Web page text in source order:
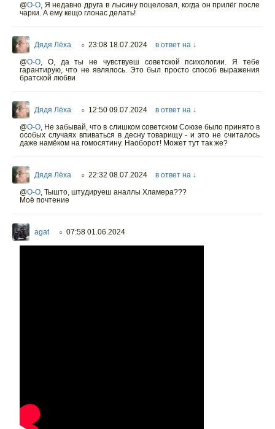
@O-O, Я недавно друга в лысину поцеловал, когда он прилёг после
чарки. А ему кещо глонас делать!
Дядя Лёха ○ 23:08 18.07.2024
в ответ на ↓
@O-O, О, да ты не чувствуеш советской психологии. Я тебе
гарантирую, что не являлось. Это был просто способ выражения
братской любви
Дядя Лёха ○ 12:50 09.07.2024
в ответ на ↓
@O-O, Не забывай, что в слишком советском Союзе было принято в
особых случаях впиваться в десну товарищу - и это не считалось
даже намёком на гомосятину. Наоборот! Может тут так же?
Дядя Лёха ○ 22:32 08.07.2024
в ответ на ↓
@O-O, Тышто, штудируеш аналлы Хламера???
Моё почтение
agat ○ 07:58 01.06.2024